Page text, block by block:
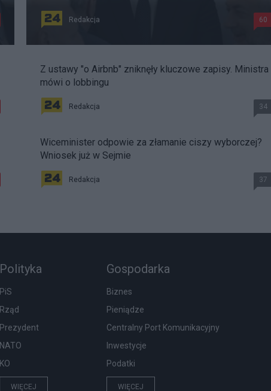
Redakcja 60
Z ustawy "o Airbnb" zniknęły kluczowe zapisy. Ministra
mówi o lobbingu
Redakcja 34
Wiceminister odpowie za złamanie ciszy wyborczej?
Wniosek już w Sejmie
Redakcja 37
Polityka
PiS
Rząd
Prezydent
NATO
KO
WIĘCEJ
Gospodarka
Biznes
Pieniądze
Centralny Port Komunikacyjny
Inwestycje
Podatki
WIĘCEJ